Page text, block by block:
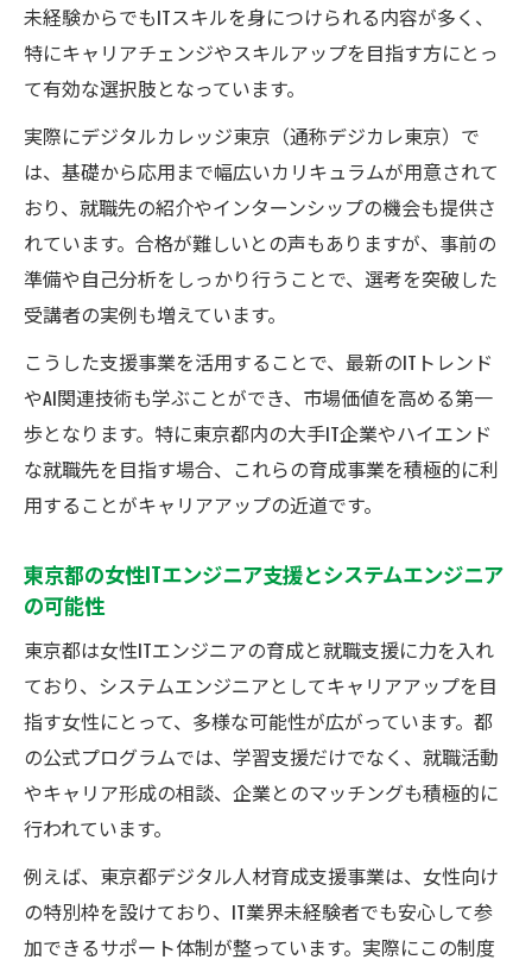
未経験からでもITスキルを身につけられる内容が多く、
特にキャリアチェンジやスキルアップを目指す方にとっ
て有効な選択肢となっています。
実際にデジタルカレッジ東京（通称デジカレ東京）で
は、基礎から応用まで幅広いカリキュラムが用意されて
おり、就職先の紹介やインターンシップの機会も提供さ
れています。合格が難しいとの声もありますが、事前の
準備や自己分析をしっかり行うことで、選考を突破した
受講者の実例も増えています。
こうした支援事業を活用することで、最新のITトレンド
やAI関連技術も学ぶことができ、市場価値を高める第一
歩となります。特に東京都内の大手IT企業やハイエンド
な就職先を目指す場合、これらの育成事業を積極的に利
用することがキャリアアップの近道です。
東京都の女性ITエンジニア支援とシステムエンジニア
の可能性
東京都は女性ITエンジニアの育成と就職支援に力を入れ
ており、システムエンジニアとしてキャリアアップを目
指す女性にとって、多様な可能性が広がっています。都
の公式プログラムでは、学習支援だけでなく、就職活動
やキャリア形成の相談、企業とのマッチングも積極的に
行われています。
例えば、東京都デジタル人材育成支援事業は、女性向け
の特別枠を設けており、IT業界未経験者でも安心して参
加できるサポート体制が整っています。実際にこの制度